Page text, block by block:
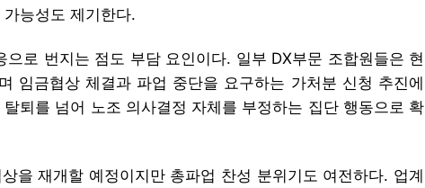
가능성도 제기한다.
로 번지는 점도 부담 요인이다. 일부 DX부문 조합원들은 현
임금협상 체결과 파업 중단을 요구하는 가처분 신청 추진에
퇴를 넘어 노조 의사결정 자체를 부정하는 집단 행동으로 확
을 재개할 예정이지만 총파업 찬성 분위기도 여전하다. 업계